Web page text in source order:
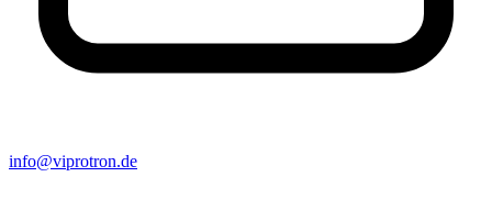
info@viprotron.de